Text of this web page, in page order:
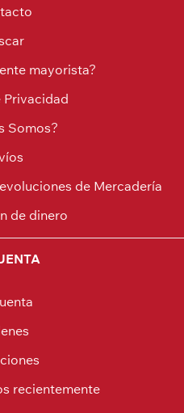
mayorista?
Privacidad
Somos?
de Mercadería
de dinero
recientemente